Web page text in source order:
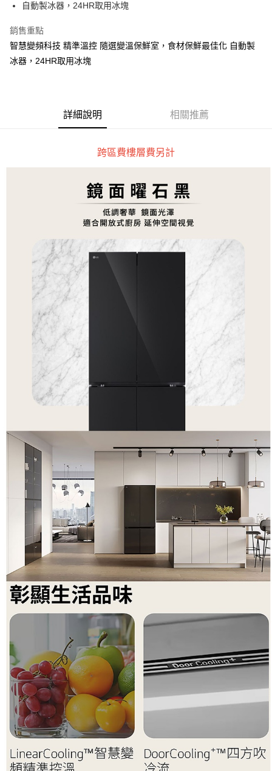
運送方式
宅配
每筆NT$100，滿NT$1,000(含以上)免運費
自動製冰器，24HR取用冰塊
銷售重點
智慧變頻科技 精準溫控 隨選變溫保鮮室，食材保鮮最佳化 自動製
冰器，24HR取用冰塊
詳細說明 相關推薦
跨區費樓層費另計